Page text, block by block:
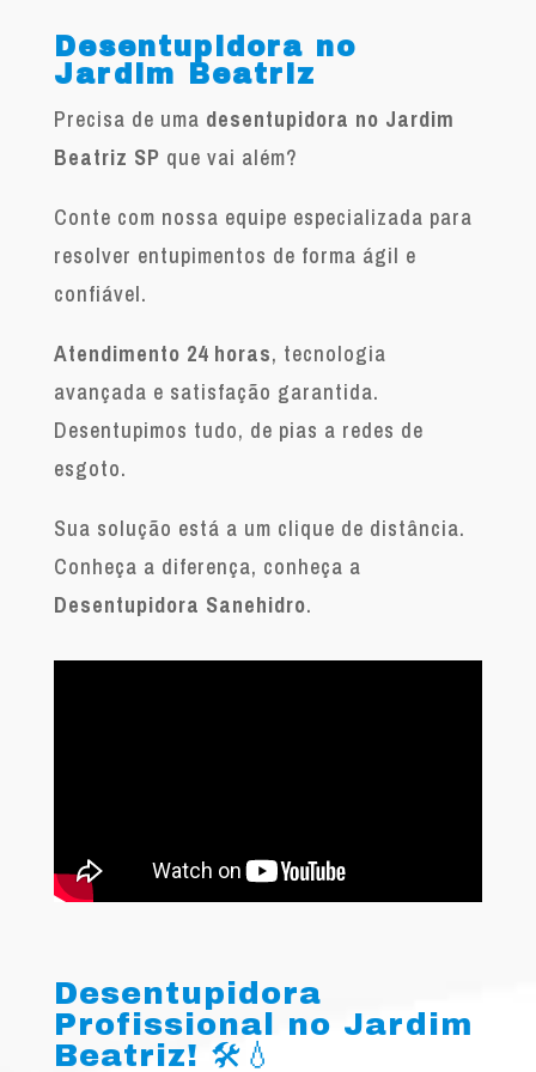
Desentupidora no
Jardim Beatriz
Precisa de uma desentupidora no Jardim
Beatriz SP que vai além?
Conte com nossa equipe especializada para
resolver entupimentos de forma ágil e
confiável.
Atendimento 24 horas, tecnologia
avançada e satisfação garantida.
Desentupimos tudo, de pias a redes de
esgoto.
Sua solução está a um clique de distância.
Conheça a diferença, conheça a
Desentupidora Sanehidro.
Desentupidora
Profissional no Jardim
Beatriz! 🛠️💧